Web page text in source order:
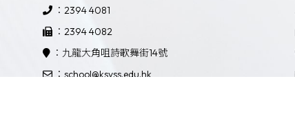
：2394 4081
：2394 4082
：九龍大角咀詩歌舞街14號
：school@ksyss.edu.hk